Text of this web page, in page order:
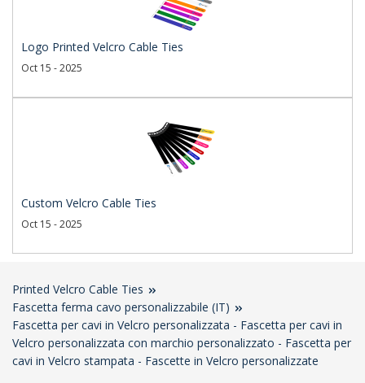
Logo Printed Velcro Cable Ties
Oct 15 - 2025
Custom Velcro Cable Ties
Oct 15 - 2025
Printed Velcro Cable Ties
Fascetta ferma cavo personalizzabile (IT)
Fascetta per cavi in ​​Velcro personalizzata - Fascetta per cavi in ​​
Velcro personalizzata con marchio personalizzato - Fascetta per
cavi in ​​Velcro stampata - Fascette in Velcro personalizzate